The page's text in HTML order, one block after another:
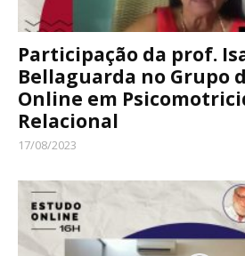
Participação da prof.
Bellaguarda no Grupo
Online em
Relacional
17/08/2023